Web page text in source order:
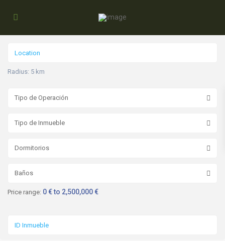
Radius: 5 km
Tipo de Operación
Tipo de Inmueble
Dormitorios
Baños
Price range: 0 € to 2,500,000 €